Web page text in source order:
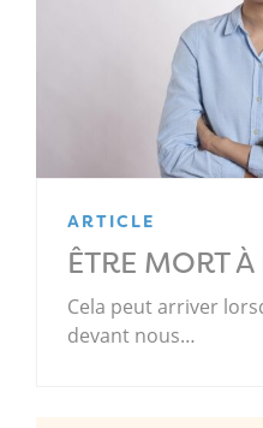
ARTICLE
ÊTRE MORT À
Cela peut arriver
devant nous…